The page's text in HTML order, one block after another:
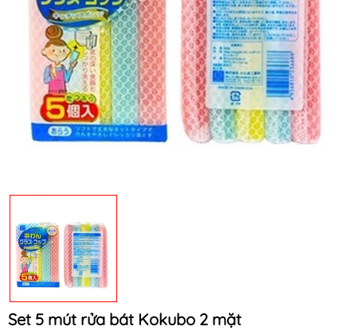
Set 5 mút rửa bát Kokubo 2 mặt
Mã khuyến mãi:
Điều kiện: